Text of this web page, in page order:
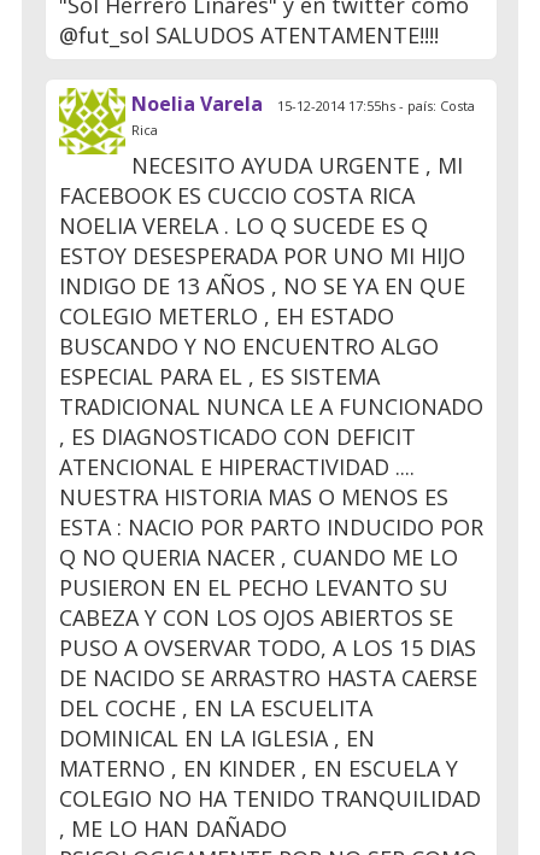
@fut_sol SALUDOS ATENTAMENTE!!!!
Noelia Varela 15-12-2014 17:55hs - país: Costa
Rica
NECESITO AYUDA URGENTE , MI
FACEBOOK ES CUCCIO COSTA RICA
NOELIA VERELA . LO Q SUCEDE ES Q
ESTOY DESESPERADA POR UNO MI HIJO
INDIGO DE 13 AÑOS , NO SE YA EN QUE
COLEGIO METERLO , EH ESTADO
BUSCANDO Y NO ENCUENTRO ALGO
ESPECIAL PARA EL , ES SISTEMA
TRADICIONAL NUNCA LE A FUNCIONADO
, ES DIAGNOSTICADO CON DEFICIT
ATENCIONAL E HIPERACTIVIDAD ....
NUESTRA HISTORIA MAS O MENOS ES
ESTA : NACIO POR PARTO INDUCIDO POR
Q NO QUERIA NACER , CUANDO ME LO
PUSIERON EN EL PECHO LEVANTO SU
CABEZA Y CON LOS OJOS ABIERTOS SE
PUSO A OVSERVAR TODO, A LOS 15 DIAS
DE NACIDO SE ARRASTRO HASTA CAERSE
DEL COCHE , EN LA ESCUELITA
DOMINICAL EN LA IGLESIA , EN
MATERNO , EN KINDER , EN ESCUELA Y
COLEGIO NO HA TENIDO TRANQUILIDAD
, ME LO HAN DAÑADO